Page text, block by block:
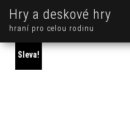
Hry a deskové hry
hraní pro celou rodinu
Sleva!